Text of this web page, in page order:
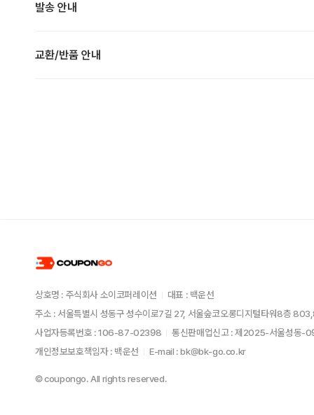
발송 안내
교환/반품 안내
상호명 : 주식회사 소이코퍼레이션
대표 : 백운선
주소 : 서울특별시 성동구 성수이로7길 27, 서울숲코오롱디지털타워8층
사업자등록번호 : 106-87-02398
통신판매업신고 : 제2025-서울성동-
개인정보보호책임자 : 백운선
E-mail : bk@bk-go.co.kr
© coupongo. All rights reserved.